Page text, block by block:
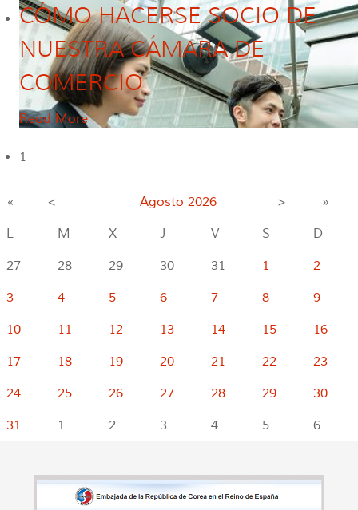
CÓMO HACERSE SOCIO DE
NUESTRA CÁMARA DE
COMERCIO
Read More
1
« < Agosto 2026 >
»
L
M X J V S
D
27
28 29 30 31 1
2
3
4 5 6 7 8
9
10
11 12 13 14 15
16
17
18 19 20 21 22
23
24
25 26 27 28 29
30
31
1 2 3 4 5 6